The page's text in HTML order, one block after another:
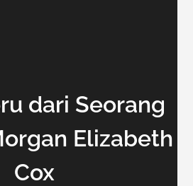
dari Seorang
Elizabeth
Cox